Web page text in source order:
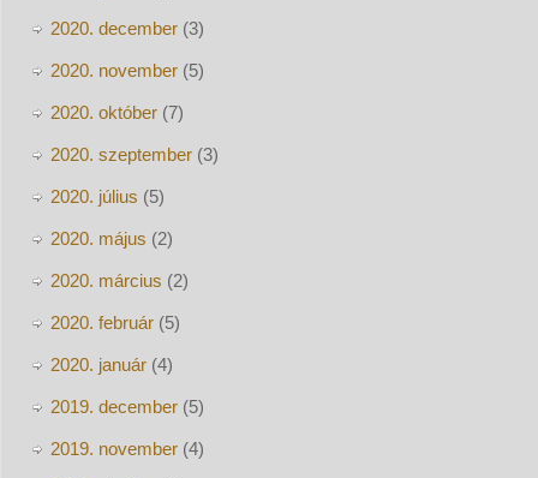
2020. december(3)
2020. november(5)
2020. október(7)
2020. szeptember(3)
2020. július (5)
2020. május (2)
2020. március (2)
2020. február(5)
2020. január(4)
2019. december(5)
2019. november(4)